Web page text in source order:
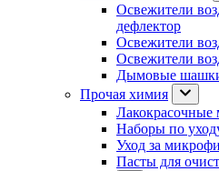
Освежители
дефлектор
Освежители
Освежители
Дымовые
Прочая химия
Лакокрасочные
Наборы по
Уход за
Пасты для